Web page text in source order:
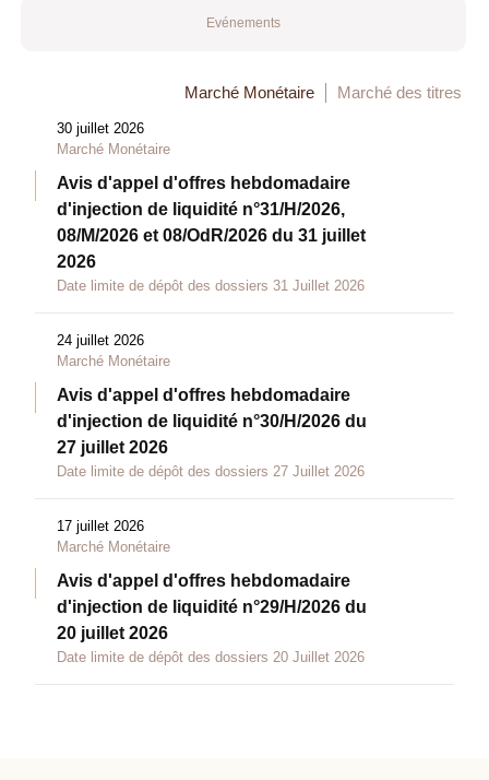
Evénements
Marché Monétaire Marché des titres
30 juillet 2026
Marché Monétaire
Avis d'appel d'offres hebdomadaire
d'injection de liquidité n°31/H/2026,
08/M/2026 et 08/OdR/2026 du 31 juillet
2026
Date limite de dépôt des dossiers 31 Juillet 2026
24 juillet 2026
Marché Monétaire
Avis d'appel d'offres hebdomadaire
d'injection de liquidité n°30/H/2026 du
27 juillet 2026
Date limite de dépôt des dossiers 27 Juillet 2026
17 juillet 2026
Marché Monétaire
Avis d'appel d'offres hebdomadaire
d'injection de liquidité n°29/H/2026 du
20 juillet 2026
Date limite de dépôt des dossiers 20 Juillet 2026